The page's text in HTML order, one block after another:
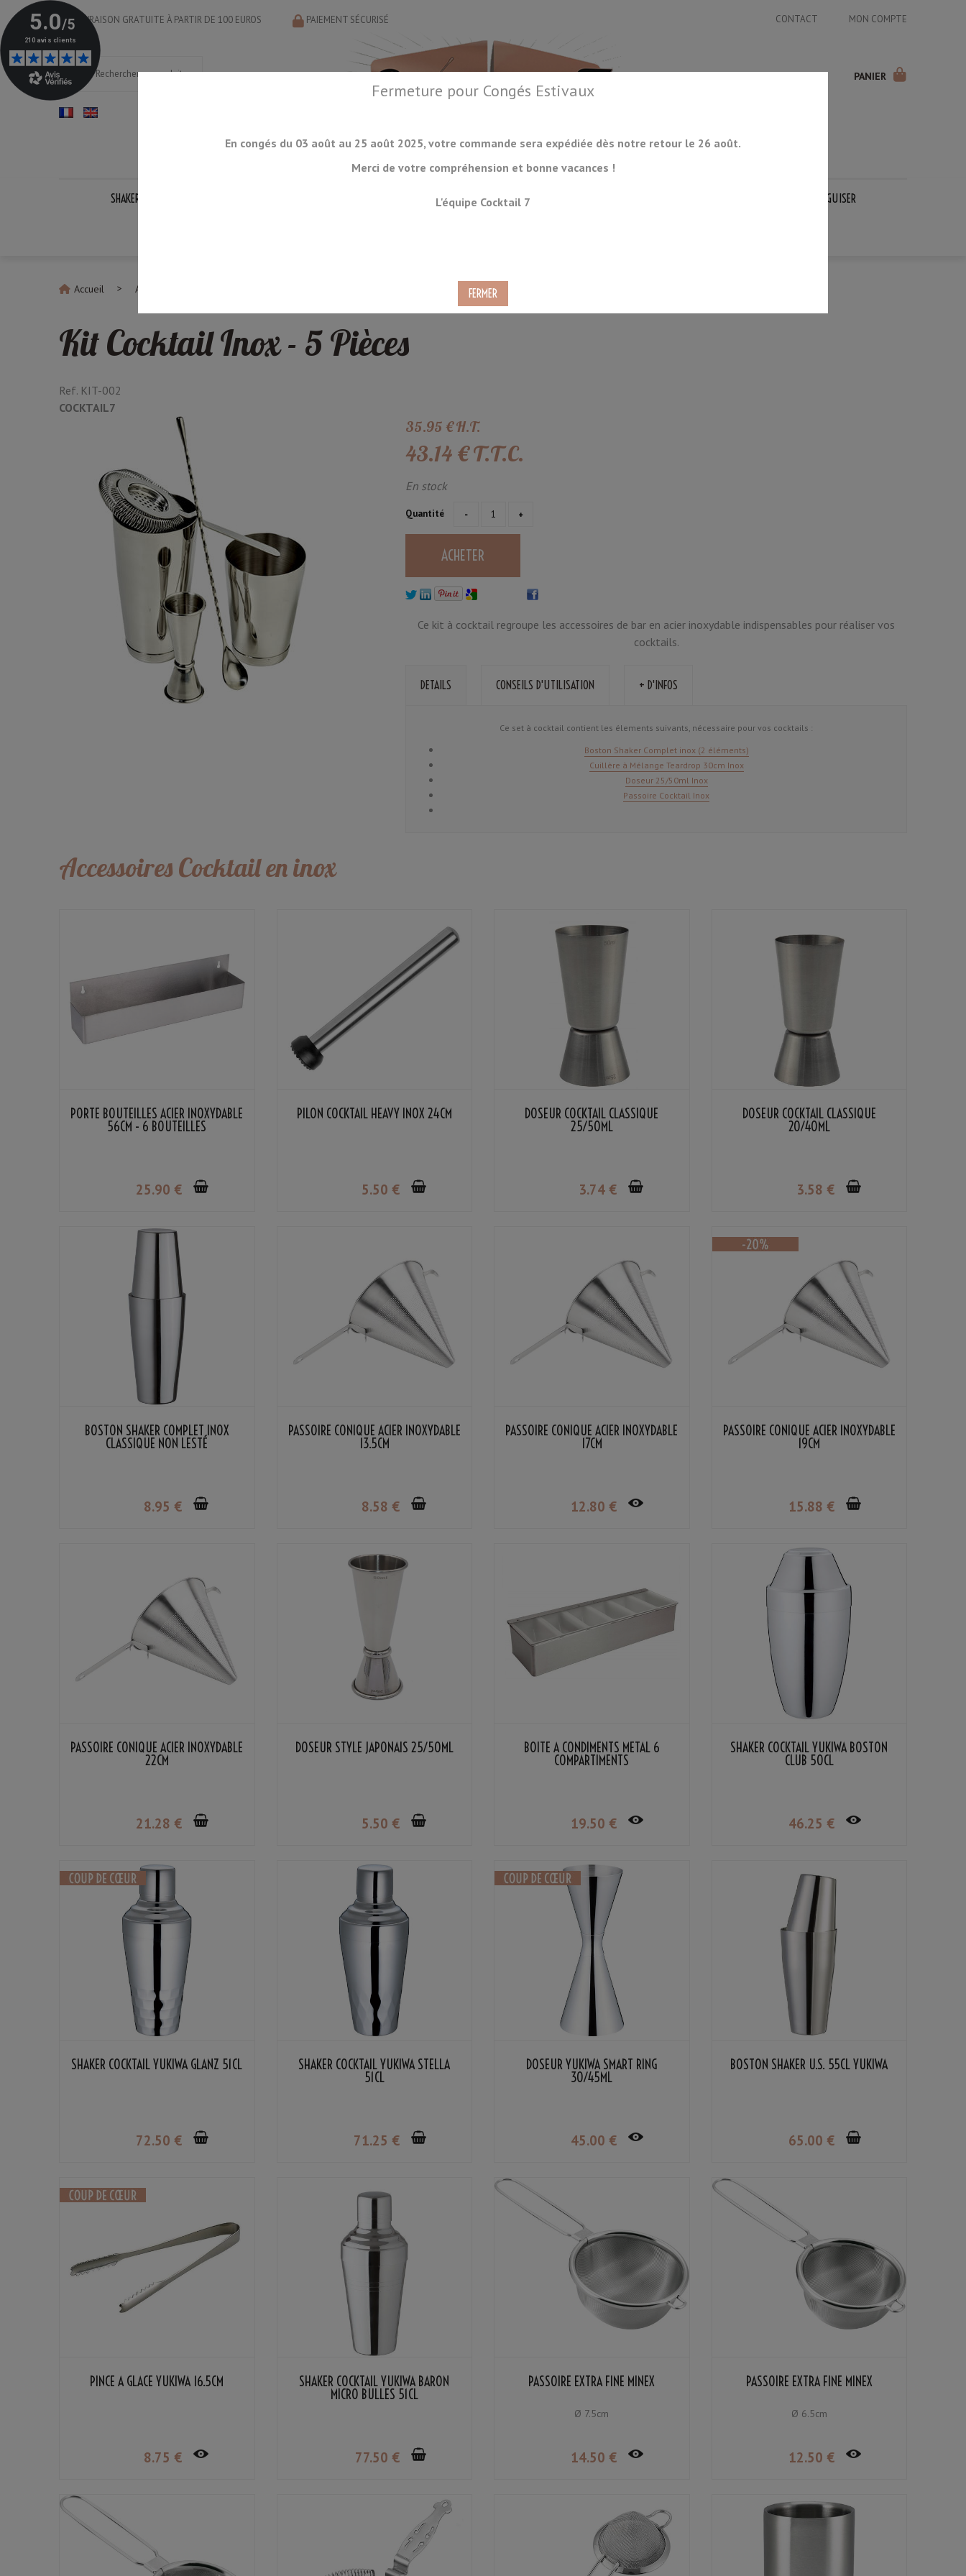
CONTACT MON COMPTE
LIVRAISON GRATUITE À PARTIR DE 100 EUROS PAIEMENT SÉCURISÉ
PANIER
SHAKERS LA GLACE ORGANISATION PIERRES À AIGUISER
Accueil Accessoires Cocktail en inox
Fermeture pour Congés Estivaux
En congés du 03 août au 25 août 2025, votre commande sera expédiée dès notre retour le 26 août.
Merci de votre compréhension et bonne vacances !
L'équipe Cocktail 7
Kit Cocktail Inox - 5 Pièces
Ref. KIT-002
COCKTAIL7
35.95 €H.T.
43.14 €T.T.C.
En stock
Quantité
Ce kit à cocktail regroupe les accessoires de bar en acier inoxydable indispensables pour réaliser vos
cocktails.
DETAILS CONSEILS D'UTILISATION + D'INFOS
Ce set à cocktail contient les élements suivants, nécessaire pour vos cocktails :
Boston Shaker Complet inox (2 éléments)
Cuillère à Mélange Teardrop 30cm Inox
Doseur 25/50ml Inox
Passoire Cocktail Inox
Accessoires Cocktail en inox
PORTE BOUTEILLES ACIER INOXYDABLE
56CM - 6 BOUTEILLES
25.90 €
PILON COCKTAIL HEAVY INOX 24CM
5.50 €
DOSEUR COCKTAIL CLASSIQUE
25/50ML
3.74 €
DOSEUR COCKTAIL CLASSIQUE
20/40ML
3.58 €
BOSTON SHAKER COMPLET INOX
CLASSIQUE NON LESTÉ
8.95 €
PASSOIRE CONIQUE ACIER INOXYDABLE
13.5CM
8.58 €
PASSOIRE CONIQUE ACIER INOXYDABLE
17CM
12.80 €
PASSOIRE CONIQUE ACIER INOXYDABLE
19CM
15.88 €
PASSOIRE CONIQUE ACIER INOXYDABLE
22CM
21.28 €
DOSEUR STYLE JAPONAIS 25/50ML
5.50 €
BOÎTE À CONDIMENTS MÉTAL 6
COMPARTIMENTS
19.50 €
SHAKER COCKTAIL YUKIWA BOSTON
CLUB 50CL
46.25 €
SHAKER COCKTAIL YUKIWA GLANZ 51CL
72.50 €
SHAKER COCKTAIL YUKIWA STELLA
51CL
71.25 €
DOSEUR YUKIWA SMART RING
30/45ML
45.00 €
BOSTON SHAKER U.S. 55CL YUKIWA
65.00 €
PINCE À GLACE YUKIWA 16.5CM
8.75 €
SHAKER COCKTAIL YUKIWA BARON
MICRO BULLES 51CL
77.50 €
PASSOIRE EXTRA FINE MINEX
Ø 7.5cm
14.50 €
PASSOIRE EXTRA FINE MINEX
Ø 6.5cm
12.50 €